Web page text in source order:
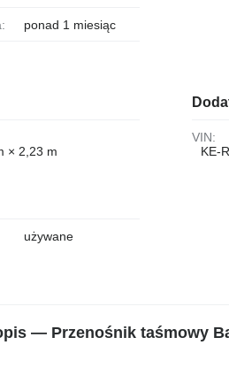
ponad 1 miesiąc
× 2,23 m
używane
VIN:
KE-
— Przenośnik taśmowy